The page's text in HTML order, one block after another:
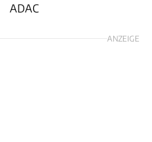
ADAC
ANZEIGE